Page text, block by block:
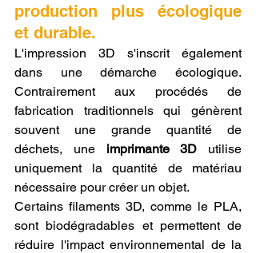
production plus écologique
et durable.
L'impression 3D s'inscrit également
dans une démarche écologique.
Contrairement aux procédés de
fabrication traditionnels qui génèrent
souvent une grande quantité de
déchets, une imprimante 3D utilise
uniquement la quantité de matériau
nécessaire pour créer un objet.
Certains filaments 3D, comme le PLA,
sont biodégradables et permettent de
réduire l'impact environnemental de la